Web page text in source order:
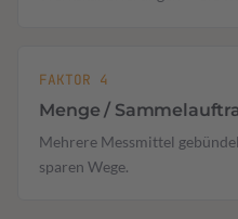
FAKTOR 4
Menge /
Mehrere Messmittel
sparen Wege.